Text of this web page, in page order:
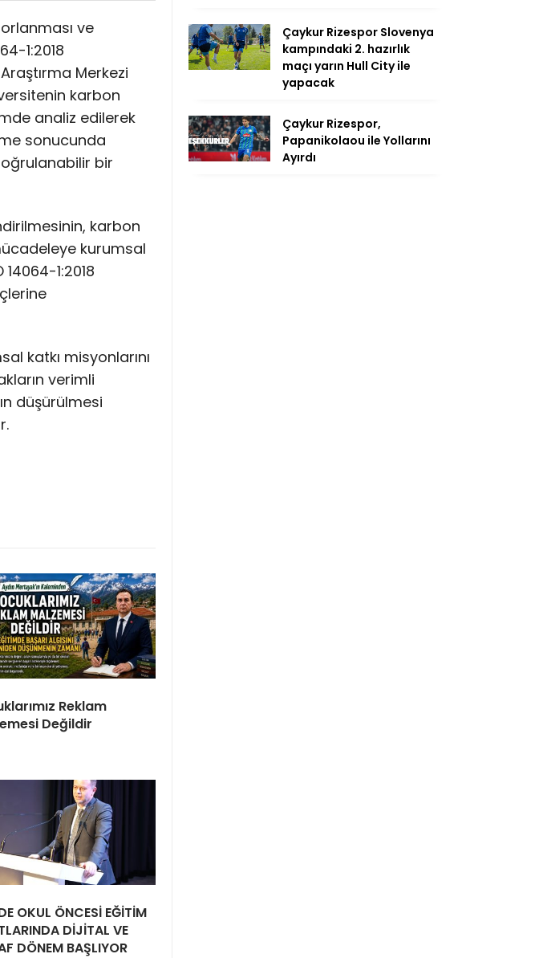
ve
1:2018
Merkezi
karbon
analiz edilerek
sonucunda
bir
karbon
kurumsal
1:2018
katkı misyonlarını
verimli
düşürülmesi
Reklam
Değildir
OKUL ÖNCESİ EĞİTİM
DİJİTAL VE
DÖNEM BAŞLIYOR
Çaykur Rizespor Slovenya
kampındaki 2. hazırlık
maçı yarın Hull City ile
yapacak
Çaykur Rizespor,
Papanikolaou ile Yollarını
Ayırdı